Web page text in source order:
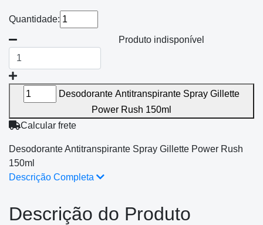
Quantidade:
Produto indisponível
Desodorante Antitranspirante Spray Gillette
Power Rush 150ml
Calcular frete
Desodorante Antitranspirante Spray Gillette Power Rush
150ml
Descrição Completa
Descrição do Produto